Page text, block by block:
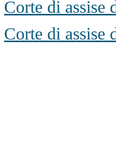
Corte di assise
Corte di assise